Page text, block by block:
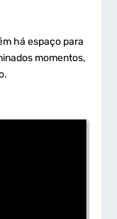
há espaço para
momentos,